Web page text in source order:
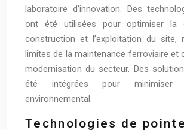
laboratoire d’innovation. Des
ont été utilisées pour optimiser la
construction et l’exploitation du site,
limites de la maintenance ferroviaire et
modernisation du secteur. Des
été intégrées pour minimiser
environnemental.
Technologies de pointe